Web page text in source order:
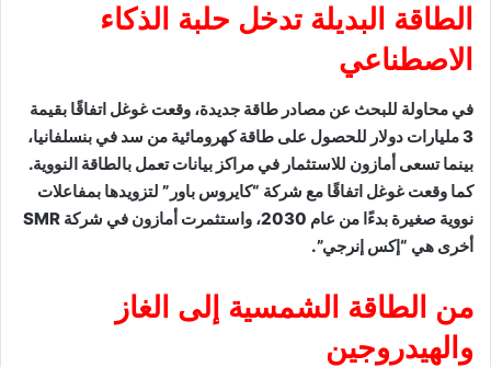
الطاقة البديلة تدخل حلبة الذكاء
الاصطناعي
في محاولة للبحث عن مصادر طاقة جديدة، وقعت غوغل اتفاقًا بقيمة
3 مليارات دولار للحصول على طاقة كهرومائية من سد في بنسلفانيا،
بينما تسعى أمازون للاستثمار في مراكز بيانات تعمل بالطاقة النووية.
كما وقعت غوغل اتفاقًا مع شركة “كايروس باور” لتزويدها بمفاعلات
نووية صغيرة بدءًا من عام 2030، واستثمرت أمازون في شركة SMR
أخرى هي “إكس إنرجي”.
من الطاقة الشمسية إلى الغاز
والهيدروجين